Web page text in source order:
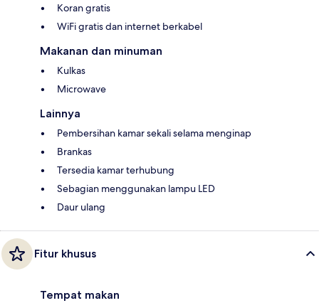
Koran gratis
WiFi gratis dan internet berkabel
Makanan dan minuman
Kulkas
Microwave
Lainnya
Pembersihan kamar sekali selama menginap
Brankas
Tersedia kamar terhubung
Sebagian menggunakan lampu LED
Daur ulang
Fitur khusus
Tempat makan